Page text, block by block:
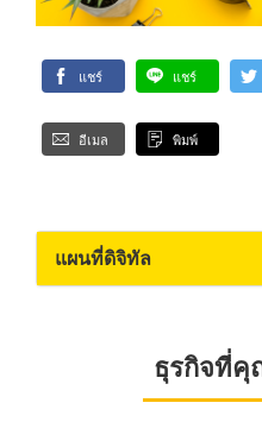
แชร์ แชร์
อีเมล พิมพ์
แผนที่ดิจิทัล
ธุรกิจที่คุ